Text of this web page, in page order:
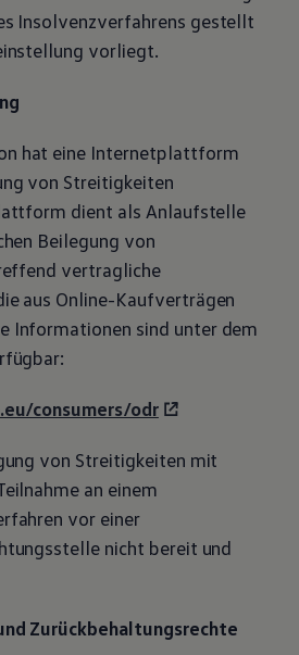
Insolvenzverfahrens gestellt
vorliegt.
hat eine Internetplattform
von Streitigkeiten
dient als Anlaufstelle
Beilegung von
vertragliche
aus Online-Kaufverträgen
Informationen sind unter dem
consumers/odr
von Streitigkeiten mit
an einem
vor einer
nicht bereit und
Zurückbehaltungsrechte